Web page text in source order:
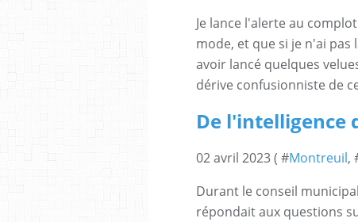
Je lance l'alerte au
mode, et que si je n'ai
avoir lancé quelques
dérive confusionniste de
De l'intelligence
02 avril 2023 ( #Montreuil,
Durant le conseil
répondait aux questions